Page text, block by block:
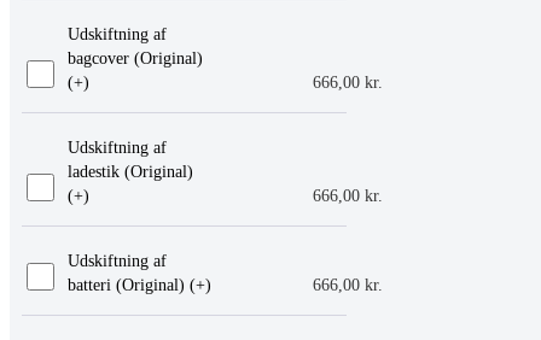
Udskiftning af
bagcover (Original)
(+
666,00 kr.
)
Udskiftning af
ladestik (Original)
(+
666,00 kr.
)
Udskiftning af
batteri (Original) (+
666,00 kr.
)